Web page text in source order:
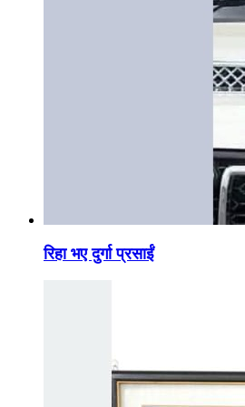
रिहा भए दुर्गा प्रसाईं